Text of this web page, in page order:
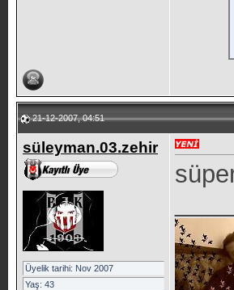
21-12-2007, 04:51
süleyman.03.zehir
Üyelik tarihi: Nov 2007
Yaş: 43